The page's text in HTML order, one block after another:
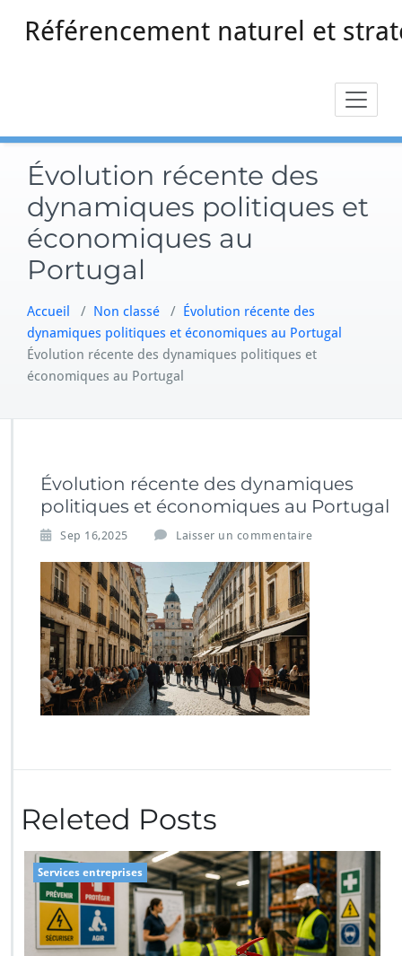
Référencement naturel et
Évolution récente des
dynamiques politiques et
économiques au
Portugal
Accueil / Non classé / Évolution récente des
dynamiques politiques et économiques au Portugal
Évolution récente des dynamiques politiques et
économiques au Portugal
Évolution récente des dynamiques
politiques et économiques au Portugal
Sep 16,2025 Laisser un commentaire
Releted Posts
Services entreprises